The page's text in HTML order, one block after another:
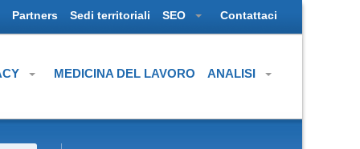
Partners Sedi territoriali SEO Contattaci
MEDICINA DEL LAVORO ANALISI